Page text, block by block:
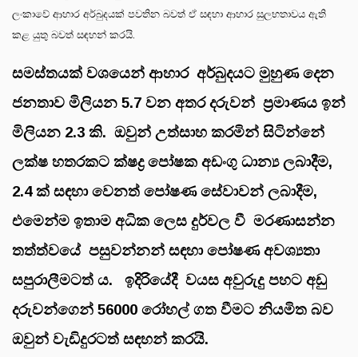
ලංකාවේ ආහාර අර්බුදයක් පවතින බවත් ඒ සඳහා ආහාර සුලභතාවය ඇති
කළ යුතු බවත් සඳහන් කරයි.
සමස්තයක් වශයෙන් ආහාර අර්බුදයට මුහුණ දෙන
ජනතාව මිලියන 5.7 වන අතර දරුවන් ප්‍රමාණය ඉන්
මිලියන 2.3 කි. ඔවුන් උත්සාහ කරමින් සිටින්නේ
ලක්ෂ හතරකට ක්ෂද්‍ර පෝෂක අඩංගු ධාන්‍ය ලබාදීම,
2.4ක් සඳහා වෙනත් පෝෂණ සේවාවන් ලබාදීම,
එමෙන්ම ඉතාම අධික ලෙස දුර්වල වී මරණාසන්න
තත්ත්වයේ පසුවන්නන් සඳහා පෝෂණ අවශ්‍යතා
සපුරාලීමටත් ය. ඉදිරියේදී වයස අවුරුදු පහට අඩු
දරුවන්ගෙන් 56000 රෝහල් ගත වීමට නියමිත බව
ඔවුන් වැඩිදුරටත් සඳහන් කරයි.